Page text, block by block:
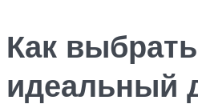
Как выбрать
идеальный